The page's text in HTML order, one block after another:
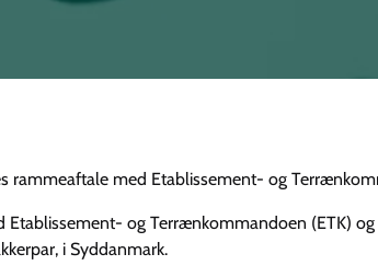
rammeaftale med Etablissement- og
Etablissement- og Terrænkommandoen (ETK) og
i Syddanmark.